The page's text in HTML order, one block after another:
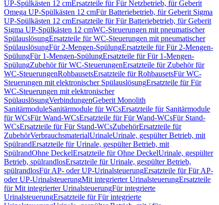
UP-Spülkästen 12 cmErsatzteile für Für Netzbetrieb, für Geberit
Omega UP-Spülkästen 12 cmFür Batteriebetrieb, für Geberit Sigma
UP-Spülkästen 12 cmErsatzteile für Für Batteriebetrieb, für Geberit
Sigma UP-Spülkästen 12 cmWC-Steuerungen mit pneumatischer
SpülauslösungErsatzteile für WC-Steuerungen mit pneumatischer
SpülauslösungFür 2-Mengen-SpülungErsatzteile für Für 2-Mengen-
SpülungFür 1-Mengen-SpülungErsatzteile für Für 1-Mengen-
SpülungZubehör für WC-SteuerungenErsatzteile für Zubehör für
WC-SteuerungenRohbausetsErsatzteile für RohbausetsFür WC-
Steuerungen mit elektronischer SpülauslösungErsatzteile für Für
WC-Steuerungen mit elektronischer
SpülauslösungVerbindungenGeberit Monolith
SanitärmoduleSanitärmodule für WCsErsatzteile für Sanitärmodule
für WCsFür Wand-WCsErsatzteile für Für Wand-WCsFür Stand-
WCsErsatzteile für Für Stand-WCsZubehörErsatzteile für
ZubehörVerbrauchsmaterialUrinaleUrinale, gespülter Betrieb, mit
SpülrandErsatzteile für Urinale, gespülter Betrieb, mit
SpülrandOhne DeckelErsatzteile für Ohne DeckelUrinale, gespülter
Betrieb, spülrandlosErsatzteile für Urinale, gespülter Betrieb,
spülrandlosFür AP- oder UP-UrinalsteuerungErsatzteile für Für AP-
oder UP-UrinalsteuerungMit integrierter UrinalsteuerungErsatzteile
für Mit integrierter UrinalsteuerungFür integrierte
UrinalsteuerungErsatzteile für Für integrierte